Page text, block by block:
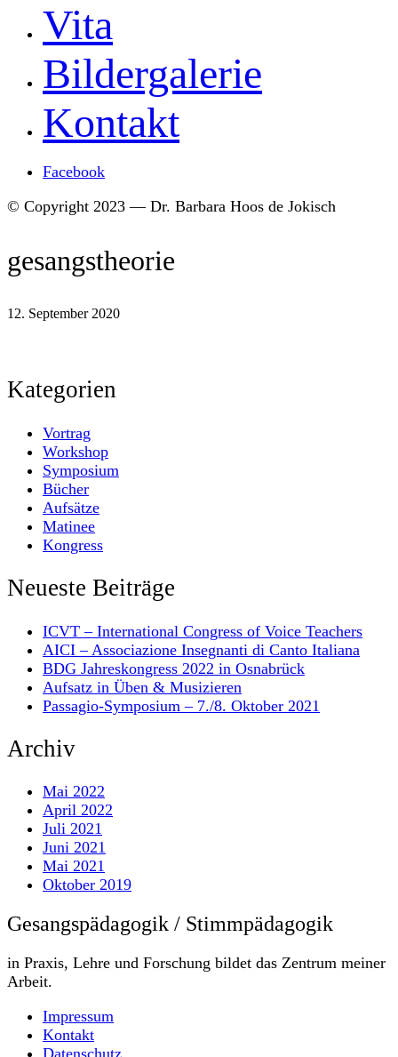
Vita
Bildergalerie
Kontakt
Facebook
© Copyright 2023 — Dr. Barbara Hoos de Jokisch
gesangstheorie
12. September 2020
Kategorien
Vortrag
Workshop
Symposium
Bücher
Aufsätze
Matinee
Kongress
Neueste Beiträge
ICVT – International Congress of Voice Teachers
AICI – Associazione Insegnanti di Canto Italiana
BDG Jahreskongress 2022 in Osnabrück
Aufsatz in Üben & Musizieren
Passagio-Symposium – 7./8. Oktober 2021
Archiv
Mai 2022
April 2022
Juli 2021
Juni 2021
Mai 2021
Oktober 2019
Gesangspädagogik / Stimmpädagogik
in Praxis, Lehre und Forschung bildet das Zentrum meiner
Arbeit.
Impressum
Kontakt